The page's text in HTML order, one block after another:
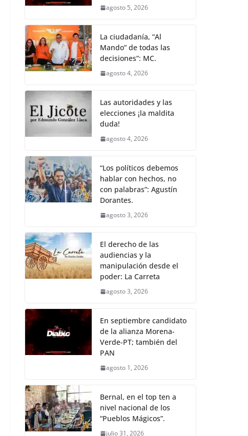
agosto 5, 2026
La ciudadanía, “Al
Mando” de todas las
decisiones”: MC.
agosto 4, 2026
Las autoridades y las
elecciones ¡la maldita
duda!
agosto 4, 2026
“Los políticos debemos
hablar con hechos, no
con palabras”: Agustín
Dorantes.
agosto 3, 2026
El derecho de las
audiencias y la
manipulación desde el
poder: La Carreta
agosto 3, 2026
En septiembre candidato
de la alianza Morena-
Verde-PT; también del
PAN
agosto 1, 2026
Bernal, en el top ten a
nivel nacional de los
“Pueblos Mágicos”.
julio 31, 2026